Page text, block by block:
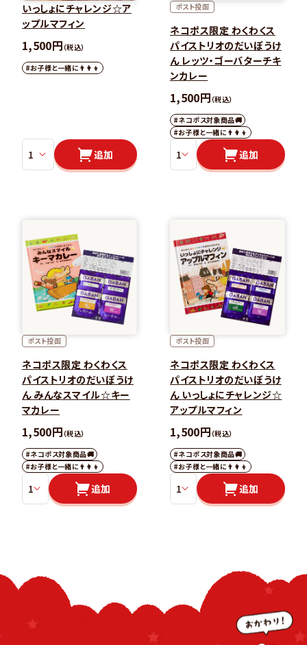
いっしょにチャレンジ☆ア
ップルマフィン
1,500円（税込）
#お子様と一緒に👨‍👩‍👦
追加
ポスト投函
ネコポス限定 わくわくス
パイストリオのだいぼうけ
ん レッツ・ゴーバターチキ
ンカレー
1,500円（税込）
#ネコポス対象商品🚚
#お子様と一緒に👨‍👩‍👦
追加
ポスト投函
ネコポス限定 わくわくス
パイストリオのだいぼうけ
ん みんなスマイル☆キー
マカレー
1,500円（税込）
#ネコポス対象商品🚚
#お子様と一緒に👨‍👩‍👦
追加
ポスト投函
ネコポス限定 わくわくス
パイストリオのだいぼうけ
ん いっしょにチャレンジ☆
アップルマフィン
1,500円（税込）
#ネコポス対象商品🚚
#お子様と一緒に👨‍👩‍👦
追加